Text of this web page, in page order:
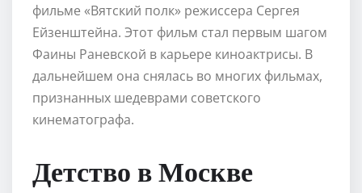
фильме «Вятский полк» режиссера Сергея
Ейзенштейна. Этот фильм стал первым шагом
Фаины Раневской в карьере киноактрисы. В
дальнейшем она снялась во многих фильмах,
признанных шедеврами советского
кинематографа.
Детство в Москве